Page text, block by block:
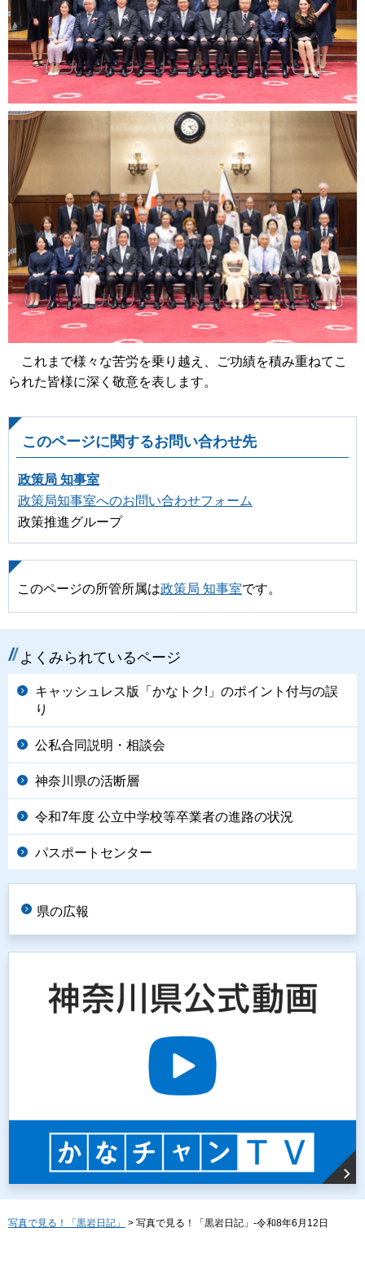
これまで様々な苦労を乗り越え、ご功績を積み重ねてこ
られた皆様に深く敬意を表します。
このページに関するお問い合わせ先
政策局 知事室
政策局知事室へのお問い合わせフォーム
政策推進グループ
このページの所管所属は政策局 知事室です。
よくみられているページ
キャッシュレス版「かなトク!」のポイント付与の誤
り
公私合同説明・相談会
神奈川県の活断層
令和7年度 公立中学校等卒業者の進路の状況
パスポートセンター
県の広報
写真で見る！「黒岩日記」 > 写真で見る！「黒岩日記」-令和8年6月12日